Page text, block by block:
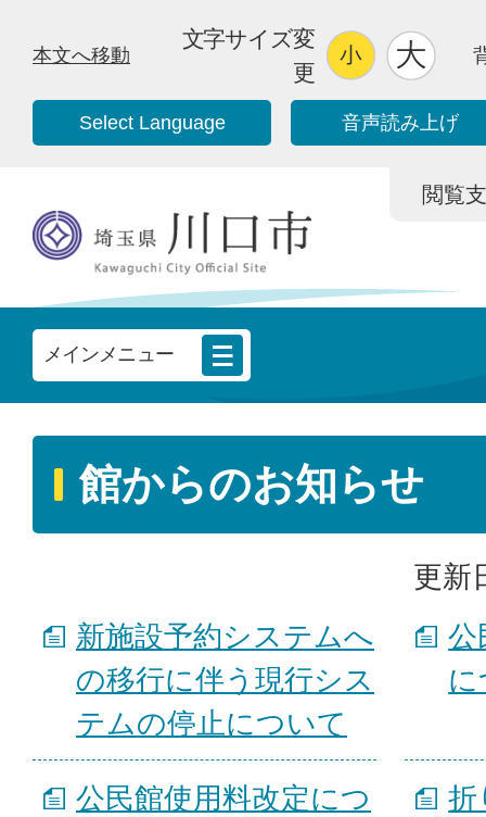
本文へ移動
文字サイズ変
更
Select Language 音声読み上げ
閲覧
メインメニュー
館からのお知らせ
更新
新施設予約システムへ
の移行に伴う現行シス
テムの停止について
公
公民館使用料改定につ
折